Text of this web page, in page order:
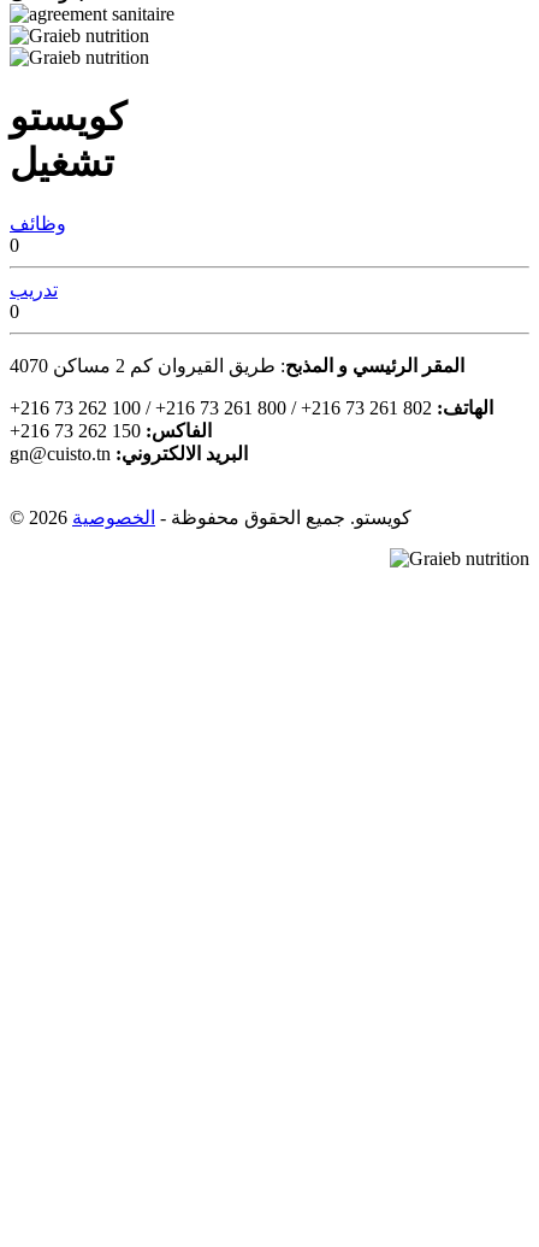
كويستو
تشغيل
وظائف
0
تدريب
0
4070 المقر الرئيسي و المذبح: طريق القيروان كم 2 مساكن
+216 73 262 100 / +216 73 261 800 / +216 73 261 802
:الهاتف
+216 73 262 150 :الفاكس
gn@cuisto.tn
:البريد الالكتروني
© 2026 كويستو. جميع الحقوق محفوظة - الخصوصية